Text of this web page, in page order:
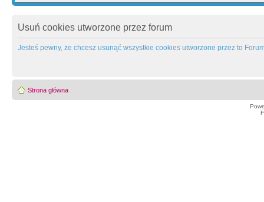
Usuń cookies utworzone przez forum
Jesteś pewny, że chcesz usunąć wszystkie cookies utworzone przez to
Strona główna